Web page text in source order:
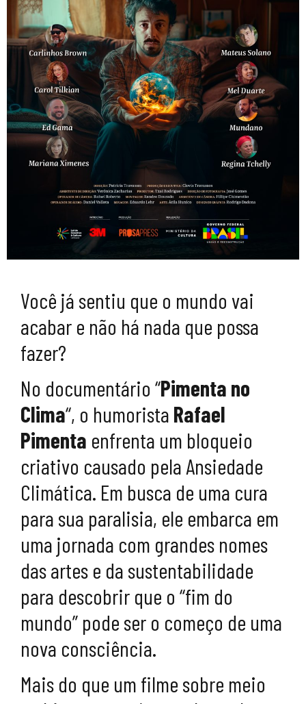
Você já sentiu que o mundo vai
acabar e não há nada que possa
fazer?
No documentário “Pimenta no
Clima“, o humorista Rafael
Pimenta enfrenta um bloqueio
criativo causado pela Ansiedade
Climática. Em busca de uma cura
para sua paralisia, ele embarca em
uma jornada com grandes nomes
das artes e da sustentabilidade
para descobrir que o “fim do
mundo” pode ser o começo de uma
nova consciência.
Mais do que um filme sobre meio